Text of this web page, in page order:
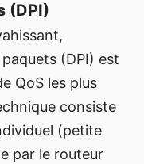
(DPI)
(DPI) est
QoS les plus
consiste
(petite
par le routeur